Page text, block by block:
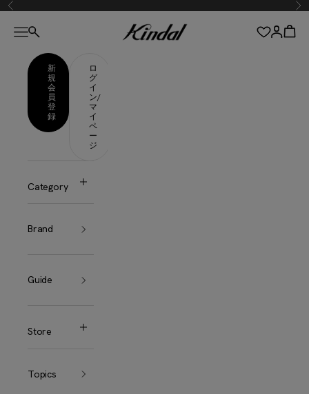
コンテンツへスキップ
前へ 次
カインドオルオンライン
メニューを開く
検索を開く アカウ
カー
新
規
会
員
登
録
ロ
グ
イ
ン/
マ
イ
ペ
ー
ジ
Category
Brand
Guide
Store
Topics